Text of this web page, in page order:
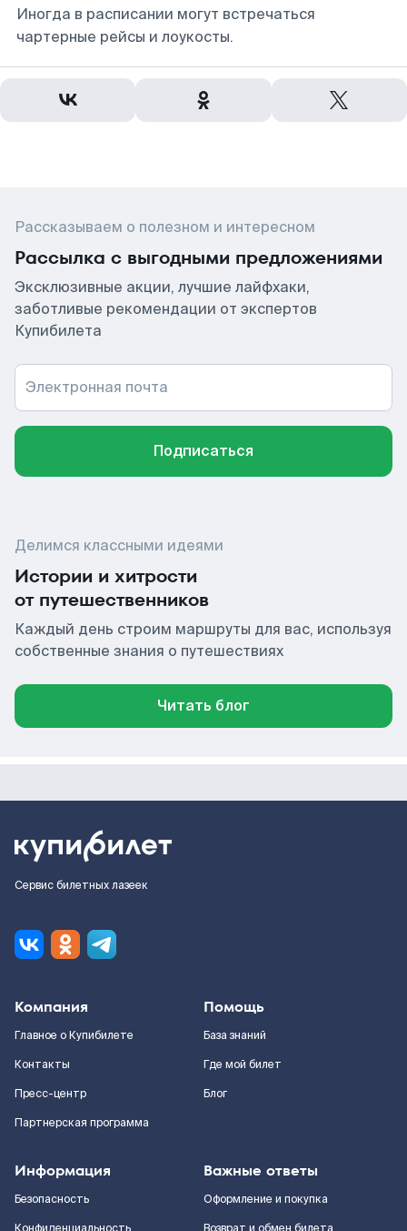
Иногда в расписании могут встречаться
чартерные рейсы и лоукосты.
Рассказываем о полезном и интересном
Рассылка с выгодными предложениями
Эксклюзивные акции, лучшие лайфхаки,
заботливые рекомендации от экспертов
Купибилета
Электронная почта
Подписаться
Делимся классными идеями
Истории и хитрости
от путешественников
Каждый день строим маршруты для вас, используя
собственные знания о путешествиях
Читать блог
Сервис билетных лазеек
Компания
Главное о Купибилете
Контакты
Пресс-центр
Партнерская программа
Помощь
База знаний
Где мой билет
Блог
Информация
Безопасность
Важные ответы
Оформление и покупка